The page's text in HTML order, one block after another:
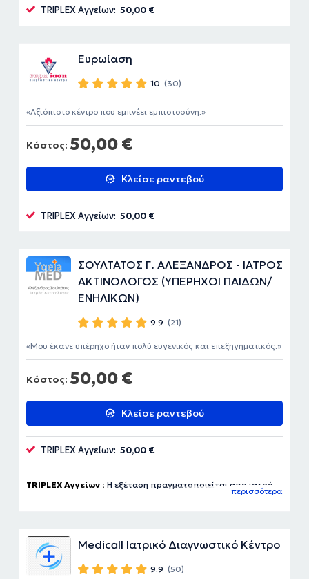
TRIPLEX Αγγείων: 50,00 €
Ευρωίαση
10 (30)
Κόστος: 50,00 €
Κλείσε ραντεβού
Αξιόπιστο κέντρο που εμπνέει εμπιστοσύνη.
TRIPLEX Αγγείων: 50,00 €
ΣΟΥΛΤΑΤΟΣ Γ. ΑΛΕΞΑΝΔΡΟΣ - ΙΑΤΡΟΣ
ΑΚΤΙΝΟΛΟΓΟΣ (ΥΠΕΡΗΧΟΙ ΠΑΙΔΩΝ/
ΕΝΗΛΙΚΩΝ)
9.9 (21)
Κόστος: 50,00 €
Κλείσε ραντεβού
Μου έκανε υπέρηχο ήταν πολύ ευγενικός και επεξηγηματικός.
TRIPLEX Αγγείων: 50,00 €
TRIPLEX Αγγείων : Η εξέταση πραγματοποιείται απο ιατρό
περισσότερα
Medicall Ιατρικό Διαγνωστικό Κέντρο
9.9 (50)